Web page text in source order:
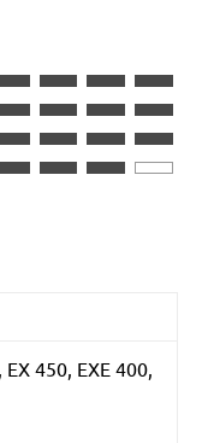
EX 450, EXE 400,